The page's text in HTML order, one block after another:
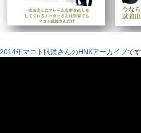
2014年マコト眼鏡さんのHNKアーカイブです